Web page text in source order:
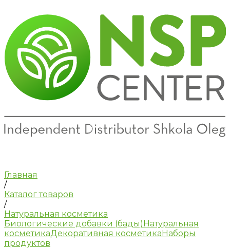
Главная
/
Каталог товаров
/
Натуральная косметика
Биологические добавки (бады) Натуральная
косметикаДекоративная косметика Наборы
продуктов